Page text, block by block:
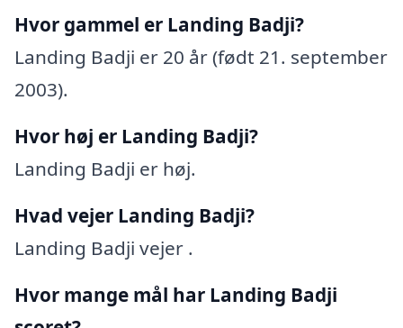
Hvor gammel er Landing Badji?
Landing Badji er 20 år (født 21. september
2003).
Hvor høj er Landing Badji?
Landing Badji er høj.
Hvad vejer Landing Badji?
Landing Badji vejer .
Hvor mange mål har Landing Badji